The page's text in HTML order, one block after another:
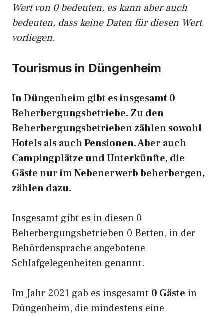
Wert von 0 bedeuten, es kann aber auch
bedeuten, dass keine Daten für diesen Wert
vorliegen.
Tourismus in Düngenheim
In Düngenheim gibt es insgesamt 0
Beherbergungsbetriebe. Zu den
Beherbergungsbetrieben zählen sowohl
Hotels als auch Pensionen. Aber auch
Campingplätze und Unterkünfte, die
Gäste nur im Nebenerwerb beherbergen,
zählen dazu.
Insgesamt gibt es in diesen 0
Beherbergungsbetrieben 0 Betten, in der
Behördensprache angebotene
Schlafgelegenheiten genannt.
Im Jahr 2021 gab es insgesamt 0 Gäste in
Düngenheim, die mindestens eine